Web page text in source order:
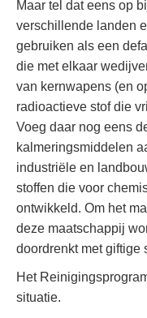
Maar tel dat eens op
verschillende landen
gebruiken als een
die met elkaar
van kernwapens (en
radioactieve stof die
Voeg daar nog eens
kalmeringsmiddelen
industriële en
stoffen die voor
ontwikkeld. Om het
deze maatschappij
doordrenkt met giftige
Het
situatie.